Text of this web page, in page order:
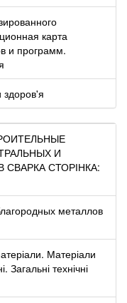
карта
и программ.
И
СТОРІНКА:
металлов
Матеріали
Загальні технічні